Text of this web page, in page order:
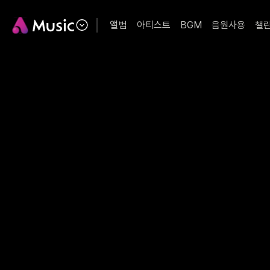
앨범 아티스트 BGM 음원사용 챌